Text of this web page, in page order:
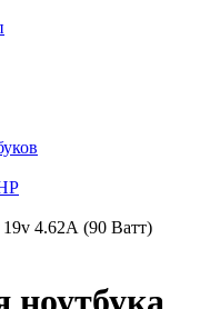
19v 4.62А (90 Ватт)